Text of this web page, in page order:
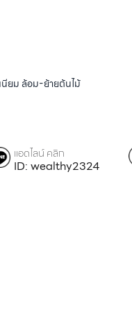
ยม ล้อม-ย้ายต้นไม้
แอดไลน์ คลิก
ID: wealthy2324